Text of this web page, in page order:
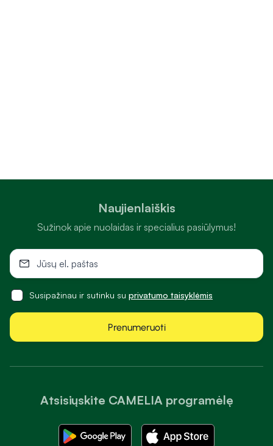
Atsisiųskite CAMELIA programėlę
Naujienlaiškis
Sužinok apie nuolaidas ir specialius pasiūlymus!
Susipažinau ir sutinku su privatumo taisyklėmis
Prenumeruoti